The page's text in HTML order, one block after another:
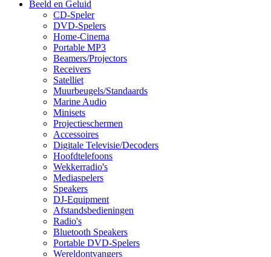
Beeld en Geluid
CD-Speler
DVD-Spelers
Home-Cinema
Portable MP3
Beamers/Projectors
Receivers
Satelliet
Muurbeugels/Standaards
Marine Audio
Minisets
Projectieschermen
Accessoires
Digitale Televisie/Decoders
Hoofdtelefoons
Wekkerradio's
Mediaspelers
Speakers
DJ-Equipment
Afstandsbedieningen
Radio's
Bluetooth Speakers
Portable DVD-Spelers
Wereldontvangers